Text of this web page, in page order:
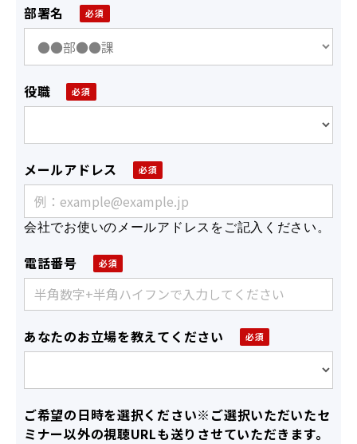
部署名
役職
メールアドレス
会社でお使いのメールアドレスをご記入ください。
電話番号
あなたのお立場を教えてください
ご希望の日時を選択ください※ご選択いただいたセ
ミナー以外の視聴URLも送りさせていただきます。